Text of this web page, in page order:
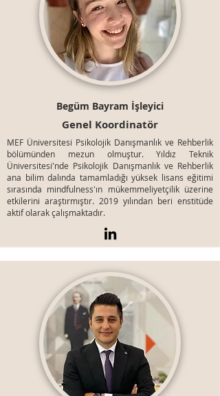
Begüm Bayram İşleyici
Genel Koordinatör
MEF Üniversitesi Psikolojik Danışmanlık ve Rehberlik
bölümünden mezun olmuştur. Yıldız Teknik
Üniversitesi'nde Psikolojik Danışmanlık ve Rehberlik
ana bilim dalında tamamladığı yüksek lisans eğitimi
sırasında mindfulness'ın mükemmeliyetçilik üzerine
etkilerini araştırmıştır. 2019 yılından beri enstitüde
aktif olarak çalışmaktadır.